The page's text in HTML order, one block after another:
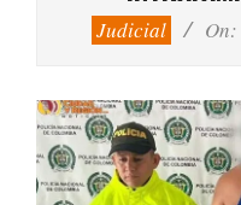
Judicial On: